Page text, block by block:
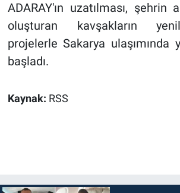
ADARAY'ın uzatılması, şehrin
oluşturan kavşakların
projelerle Sakarya ulaşımında
başladı.
Kaynak: RSS